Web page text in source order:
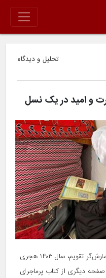
تحلیل و دیدگاه
و امید در یک نسل
سال ۱۴۰۲ به بایگانی تاریخ رفت و شمارش‌گر تقویم، سال ۱۴۰۳ هجری
دیگری از کتاب پرماجرای